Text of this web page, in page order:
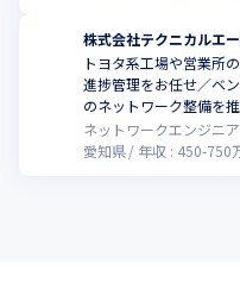
株式会社テクニカルエ
トヨタ系工場や営業所
進捗管理をお任せ／ベ
のネットワーク整備を
ネットワークエンジニア
愛知県
年収 : 450-750